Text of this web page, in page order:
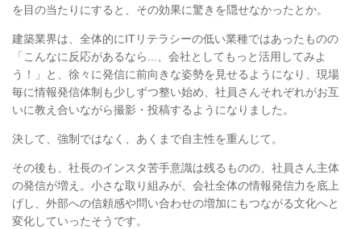
を目の当たりにすると、その効果に驚きを隠せなかったとか。
建築業界は、全体的にITリテラシーの低い業種ではあったものの
「こんなに反応があるなら...、会社としてもっと活用してみよ
う！」と、徐々に発信に前向きな姿勢を見せるようになり、現場
毎に情報発信体制も少しずつ整い始め、社員さんそれぞれがお互
いに教え合いながら撮影・投稿するようになりました。
決して、強制ではなく、あくまで自主性を重んじて。
その後も、社長のインスタ苦手意識は残るものの、社員さん主体
の発信が増え。小さな取り組みが、会社全体の情報発信力を底上
げし、外部への信頼感や問い合わせの増加にもつながる文化へと
変化していったそうです。